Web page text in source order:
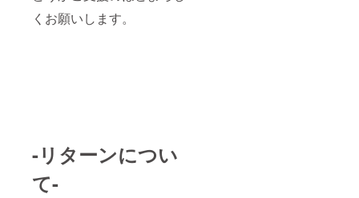
くお願いします。
-リターンについ
て-